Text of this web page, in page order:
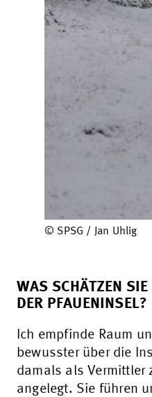
© SPSG / Jan Uhlig
WAS SCHÄTZEN
DER PFAUENINSEL?
Ich empfinde Raum
bewusster über die
damals als Vermittler
angelegt. Sie führen